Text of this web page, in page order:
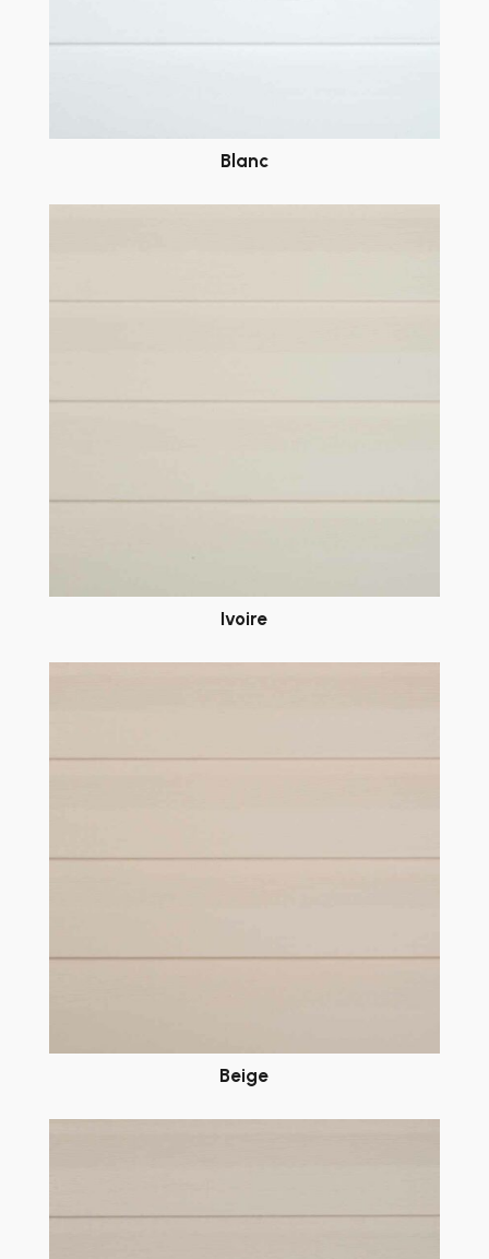
Blanc
Ivoire
Beige